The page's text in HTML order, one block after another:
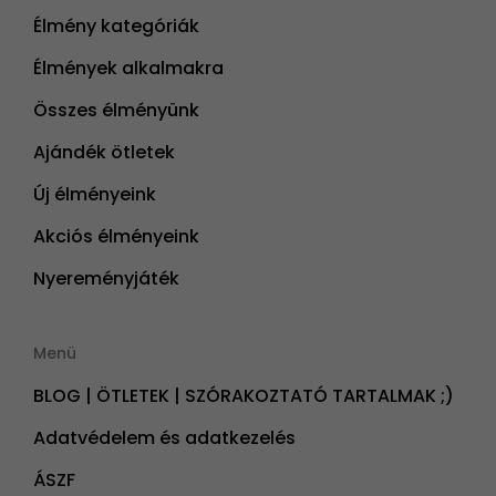
Élmény kategóriák
Élmények alkalmakra
Összes élményünk
Ajándék ötletek
Új élményeink
Akciós élményeink
Nyereményjáték
Menü
BLOG | ÖTLETEK | SZÓRAKOZTATÓ TARTALMAK ;)
Adatvédelem és adatkezelés
ÁSZF